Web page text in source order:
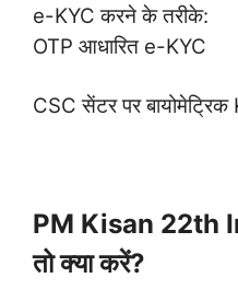
e-KYC करने के तरीके:
OTP आधारित e-KYC
CSC सेंटर पर बायोमेट्रिक
PM Kisan 22th
तो क्या करें?